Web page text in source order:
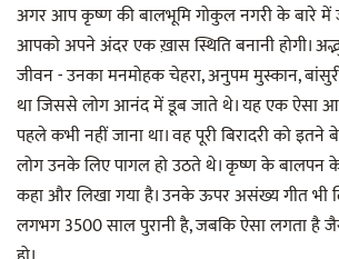
अगर आप कृष्ण की बालभूमि गोकुल नगरी के बारे में
आपको अपने अंदर एक ख़ास स्थिति बनानी होगी।
जीवन - उनका मनमोहक चेहरा, अनुपम मुस्कान,
था जिससे लोग आनंद में डूब जाते थे। यह एक ऐसा
पहले कभी नहीं जाना था। वह पूरी बिरादरी को
लोग उनके लिए पागल हो उठते थे। कृष्ण के बालपन
कहा और लिखा गया है। उनके ऊपर असंख्य गीत भी
लगभग 3500 साल पुरानी है, जबकि ऐसा लगता है